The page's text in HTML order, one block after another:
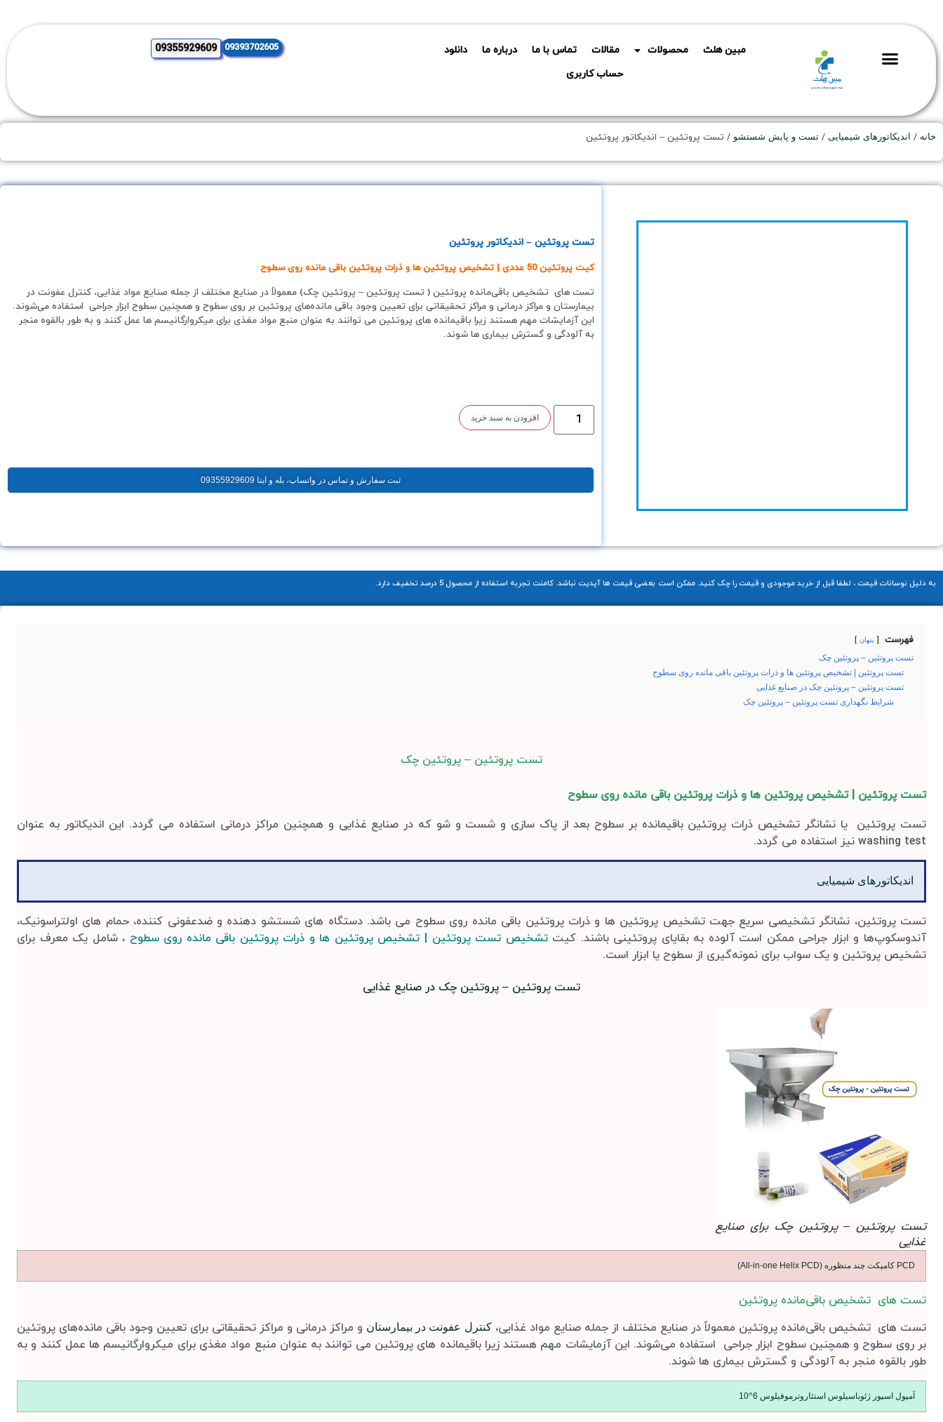
مبین هلث محصولات مقالات تماس با ما درباره ما
دانلود
حساب کاربری
09393702605
09355929609
خانه / اندیکاتورهای شیمیایی / تست و پایش شستشو / تست پروتئین – اندیکاتور پروتئین
تست پروتئین – اندیکاتور پروتئین
کیت پروتئین 50 عددی | تشخیص پروتئین ها و ذرات پروتئین باقی مانده روی سطوح
تست های تشخیص باقی‌مانده پروتئین ( تست پروتئین – پروتئین چک) معمولاً در صنایع مختلف از جمله صنایع مواد غذایی، کنترل عفونت در
بیمارستان و مراکز درمانی و مراکز تحقیقاتی برای تعیین وجود باقی مانده‌های پروتئین بر روی سطوح و همچنین سطوح ابزار جراحی استفاده می‌شوند.
این آزمایشات مهم هستند زیرا باقیمانده های پروتئین می توانند به عنوان منبع مواد مغذی برای میکروارگانیسم ها عمل کنند و به طور بالقوه منجر
به آلودگی و گسترش بیماری ها شوند.
افزودن به سبد خرید
ثبت سفارش و تماس در واتساپ، بله و ایتا 09355929609
به دلیل نوسانات قیمت ، لطفا قبل از خرید موجودی و قیمت را چک کنید. ممکن است بعضی قیمت ها آپدیت نباشد. کامنت تجربه استفاده از محصول 5 درصد تخفیف دارد.
فهرست پنهان
تست پروتئین – پروتئین چک
تست پروتئین | تشخیص پروتئین ها و ذرات پروتئین باقی مانده روی سطوح
تست پروتئین – پروتئین چک در صنایع غذایی
شرایط نگهداری تست پروتئین – پروتئین چک
تست پروتئین – پروتئین چک
تست پروتئین | تشخیص پروتئین ها و ذرات پروتئین باقی مانده روی سطوح
تست پروتئین یا نشانگر تشخیص ذرات پروتئین باقی­مانده بر سطوح بعد از پاک­ سازی و شست و شو که در صنایع غذایی و همچنین مراکز درمانی استفاده می گردد. این اندیکاتور به عنوان
washing test نیز استفاده می گردد.
اندیکاتورهای شیمیایی
تست پروتئین، نشانگر تشخیصی سریع جهت تشخیص پروتئین ها و ذرات پروتئین باقی مانده روی سطوح می باشد. دستگاه های شستشو دهنده و ضدعفونی کننده، حمام های اولتراسونیک،
آندوسکوپ‌ها و ابزار جراحی ممکن است آلوده به بقایای پروتئینی باشند. کیت تشخیص تست پروتئین | تشخیص پروتئین ها و ذرات پروتئین باقی مانده روی سطوح ، شامل یک معرف برای
تشخیص پروتئین و یک سواب برای نمونه‌گیری از سطوح یا ابزار است.
تست پروتئین – پروتئین چک در صنایع غذایی
تست پروتئین – پروتئین چک برای صنایع
غذایی
PCD کامپکت چند منظوره (All-in-one Helix PCD)
تست های تشخیص باقی‌مانده پروتئین
تست های تشخیص باقی‌مانده پروتئین معمولاً در صنایع مختلف از جمله صنایع مواد غذایی،کنترل عفونت در بیمارستان و مراکز درمانی و مراکز تحقیقاتی برای تعیین وجود باقی مانده‌های پروتئین
بر روی سطوح و همچنین سطوح ابزار جراحی استفاده می‌شوند. این آزمایشات مهم هستند زیرا باقیمانده های پروتئین می توانند به عنوان منبع مواد مغذی برای میکروارگانیسم ها عمل کنند و به
طور بالقوه منجر به آلودگی و گسترش بیماری ها شوند.
آمپول اسپور ژئوباسیلوس استئاروترموفیلوس 6^10